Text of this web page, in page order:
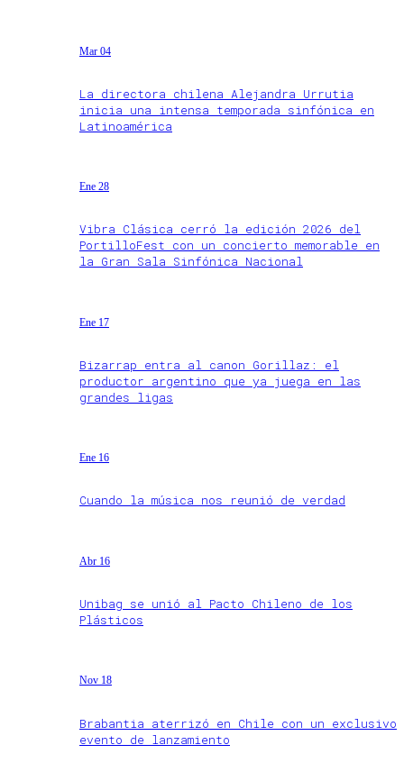
Mar 04
La directora chilena Alejandra Urrutia
inicia una intensa temporada sinfónica en
Latinoamérica
Ene 28
Vibra Clásica cerró la edición 2026 del
PortilloFest con un concierto memorable en
la Gran Sala Sinfónica Nacional
Ene 17
Bizarrap entra al canon Gorillaz: el
productor argentino que ya juega en las
grandes ligas
Ene 16
Cuando la música nos reunió de verdad
Abr 16
Unibag se unió al Pacto Chileno de los
Plásticos
Nov 18
Brabantia aterrizó en Chile con un exclusivo
evento de lanzamiento